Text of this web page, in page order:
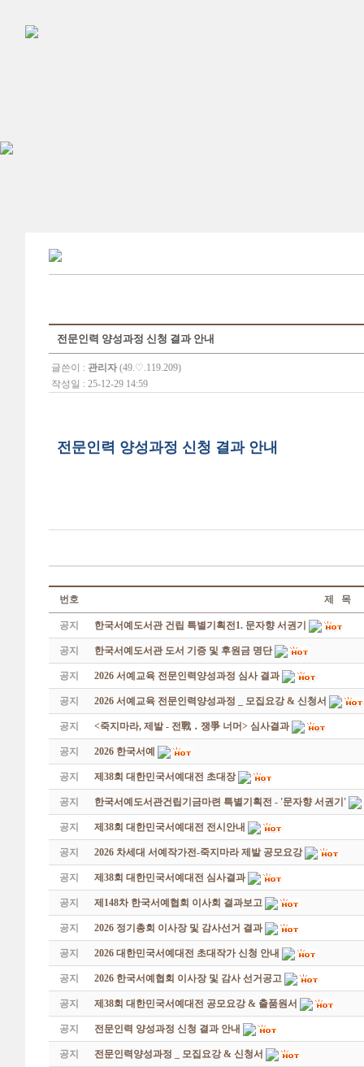
전문인력 양성과정 신청 결과 안내
글쓴이 : 관리자 (49.♡.119.209)
작성일 : 25-12-29 14:59
전문인력 양성과정 신청 결과 안내
번호 제 목
공지 한국서예도서관 건립 특별기획전1. 문자향 서권기
공지 한국서예도서관 도서 기증 및 후원금 명단
공지 2026 서예교육 전문인력양성과정 심사 결과
공지 2026 서예교육 전문인력양성과정 _ 모집요강 & 신청서
공지 <죽지마라, 제발 - 전戰 ․ 쟁爭 너머> 심사결과
공지 2026 한국서예
공지 제38회 대한민국서예대전 초대장
공지 한국서예도서관건립기금마련 특별기획전 - '문자향 서권기'
공지 제38회 대한민국서예대전 전시안내
공지 2026 차세대 서예작가전-죽지마라 제발 공모요강
공지 제38회 대한민국서예대전 심사결과
공지 제148차 한국서예협회 이사회 결과보고
공지 2026 정기총회 이사장 및 감사선거 결과
공지 2026 대한민국서예대전 초대작가 신청 안내
공지 2026 한국서예협회 이사장 및 감사 선거공고
공지 제38회 대한민국서예대전 공모요강 & 출품원서
공지 전문인력 양성과정 신청 결과 안내
공지 전문인력양성과정 _ 모집요강 & 신청서